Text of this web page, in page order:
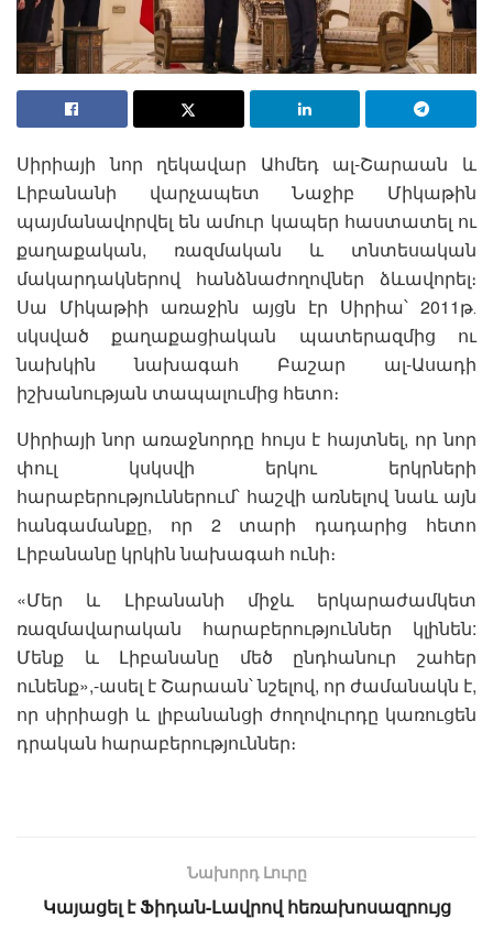
Սիրիայի նոր ղեկավար Ահմեդ ալ-Շարաան և
Լիբանանի վարչապետ Նաջիբ Միկաթին
պայմանավորվել են ամուր կապեր հաստատել ու
քաղաքական, ռազմական և տնտեսական
մակարդակներով հանձնաժողովներ ձևավորել։
Սա Միկաթիի առաջին այցն էր Սիրիա՝ 2011թ․
սկսված քաղաքացիական պատերազմից ու
նախկին նախագահ Բաշար ալ-Ասադի
իշխանության տապալումից հետո։
Սիրիայի նոր առաջնորդը հույս է հայտնել, որ նոր
փուլ կսկսվի երկու երկրների
հարաբերություններում՝ հաշվի առնելով նաև այն
հանգամանքը, որ 2 տարի դադարից հետո
Լիբանանը կրկին նախագահ ունի։
«Մեր և Լիբանանի միջև երկարաժամկետ
ռազմավարական հարաբերություններ կլինեն:
Մենք և Լիբանանը մեծ ընդհանուր շահեր
ունենք»,-ասել է Շարաան՝ նշելով, որ ժամանակն է,
որ սիրիացի և լիբանանցի ժողովուրդը կառուցեն
դրական հարաբերություններ։
Նախորդ Լուրը
Կայացել է Ֆիդան-Լավրով հեռախոսազրույց